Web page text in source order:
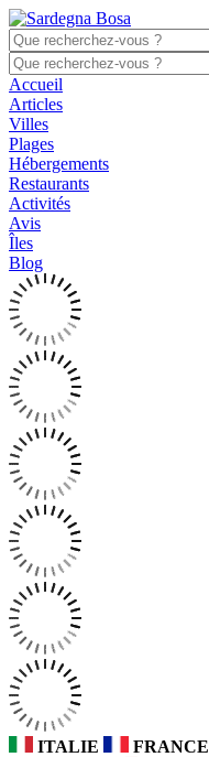
Accueil
Articles
Villes
Plages
Hébergements
Restaurants
Activités
Avis
Îles
Blog
ITALIE FRANCE